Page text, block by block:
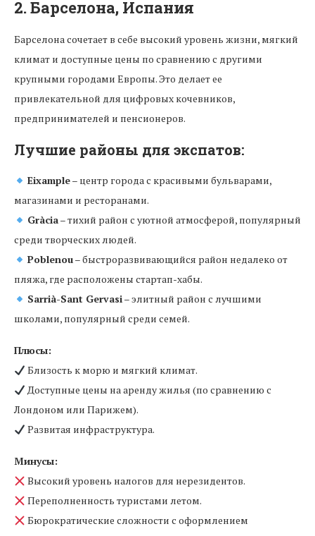
2. Барселона, Испания
Барселона сочетает в себе высокий уровень жизни, мягкий
климат и доступные цены по сравнению с другими
крупными городами Европы. Это делает ее
привлекательной для цифровых кочевников,
предпринимателей и пенсионеров.
Лучшие районы для экспатов:
Eixample– центр города с красивыми бульварами,
магазинами и ресторанами.
Gràcia– тихий район с уютной атмосферой, популярный
среди творческих людей.
Poblenou– быстроразвивающийся район недалеко от
пляжа, где расположены стартап-хабы.
Sarrià-Sant Gervasi– элитный район с лучшими
школами, популярный среди семей.
Плюсы:
Близость к морю и мягкий климат.
Доступные цены на аренду жилья (по сравнению с
Лондоном или Парижем).
Развитая инфраструктура.
Минусы:
Высокий уровень налогов для нерезидентов.
Переполненность туристами летом.
Бюрократические сложности с оформлением